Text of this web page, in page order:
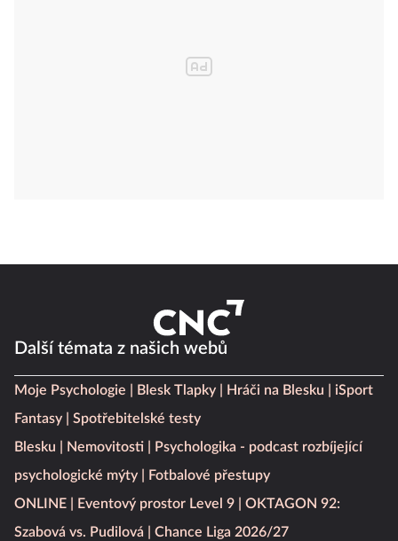
Další témata z našich webů
Moje Psychologie Blesk Tlapky Hráči na Blesku
iSport
Fantasy
Spotřebitelské testy
Blesku
Nemovitosti
Psychologika - podcast rozbíjející
psychologické mýty
Fotbalové přestupy
ONLINE
Eventový prostor Level 9
OKTAGON 92:
Szabová vs. Pudilová
Chance Liga 2026/27